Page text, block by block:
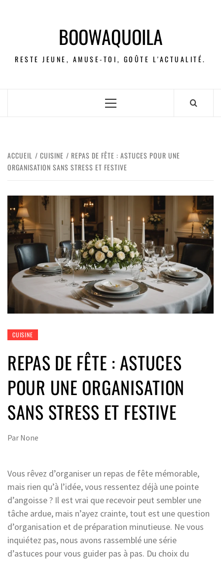
BOOWAQUOILA
RESTE JEUNE, AMUSE-TOI, GOÛTE L'ACTUALITÉ.
ACCUEIL CUISINE
REPAS DE FÊTE : ASTUCES POUR UNE
ORGANISATION SANS STRESS ET FESTIVE
CUISINE
REPAS DE FÊTE : ASTUCES
POUR UNE ORGANISATION
SANS STRESS ET FESTIVE
Par None
Vous rêvez d’organiser un repas de fête mémorable,
mais rien qu’à l’idée, vous ressentez déjà une pointe
d’angoisse ? Il est vrai que recevoir peut sembler une
tâche ardue, mais n’ayez crainte, tout est une question
d’organisation et de préparation minutieuse. Ne vous
inquiétez pas, nous avons rassemblé une série
d’astuces pour vous guider pas à pas. Du choix du